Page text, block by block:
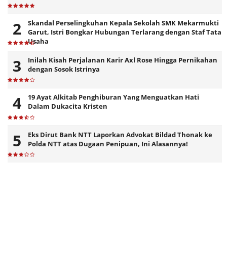
Skandal Perselingkuhan Kepala Sekolah SMK Mekarmukti
Garut, Istri Bongkar Hubungan Terlarang dengan Staf Tata
Usaha
Inilah Kisah Perjalanan Karir Axl Rose Hingga Pernikahan
dengan Sosok Istrinya
19 Ayat Alkitab Penghiburan Yang Menguatkan Hati
Dalam Dukacita Kristen
Eks Dirut Bank NTT Laporkan Advokat Bildad Thonak ke
Polda NTT atas Dugaan Penipuan, Ini Alasannya!